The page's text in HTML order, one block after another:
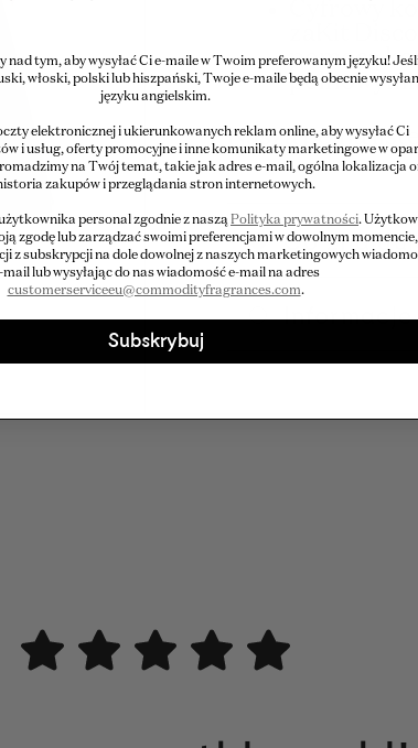
Cyfrowy
zaKit
pomocą
Naszą pełną
Co
nad tym, aby wysyłać Ci e-maile w Twoim preferowanym języku!
włoski, polski lub hiszpański, Twoje e-maile będą obecnie
języku angielskim.
elektronicznej i ukierunkowanych reklam online, aby wysyłać Ci
i usług, oferty promocyjne i inne komunikaty marketingowe w
na Twój temat, takie jak adres e-mail, ogólna lokalizacja
zakupów i przeglądania stron internetowych.
personal zgodnie z naszą Polityka prywatności.
zgodę lub zarządzać swoimi preferencjami w dowolnym momencie,
z subskrypcji na dole dowolnej z naszych marketingowych
mail lub wysyłając do nas wiadomość e-mail na adres
customerserviceeu@commodityfragrances.com.
Subskrybuj